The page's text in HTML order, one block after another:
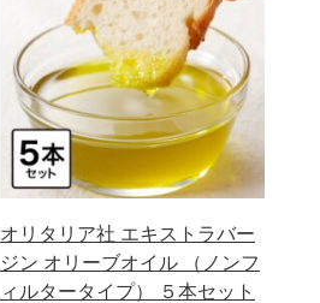
オリタリア社 エキストラバー
ジン オリーブオイル （ノンフ
ィルタータイプ） ５本セット